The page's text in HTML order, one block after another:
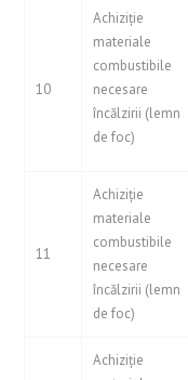
10
Achiziție
materiale
combustibile
necesare
încălzirii (lemn
de foc)
11
Achiziție
materiale
combustibile
necesare
încălzirii (lemn
de foc)
Achiziție